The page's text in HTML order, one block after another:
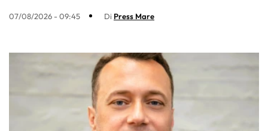
07/08/2026 - 09:45 Di Press Mare